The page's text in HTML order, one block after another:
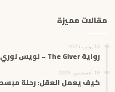
مقالات مميزة
13 يوليو، 2025
رواية The Giver – لويس لوري: عندما تصبح الذاكرة تمردًا
19 أغسطس، 2025
كيف يعمل العقل: رحلة